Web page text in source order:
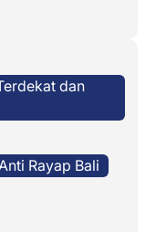
dan
Rayap Bali